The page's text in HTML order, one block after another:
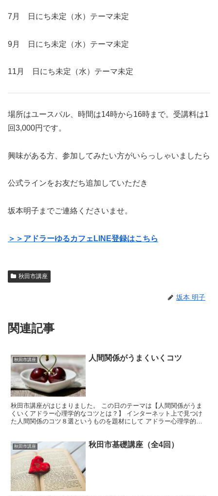
7月 日にち未定（水）テーマ未定
9月 日にち未定（水）テーマ未定
11月 日にち未定（水）テーマ未定
場所はユースパル、時間は14時から16時まで。受講料は1
回3,000円です。
興味がある方、参加してみたい方がいらっしゃいましたら
公式ラインをお友だち追加していただき
坂本明子までご連絡くださいませ。
＞＞アドラーゆるカフェLINE登録はこちら
秋田市講座
坂本 明子
関連記事
秋田市講座 人間関係がうまくいくコツ
秋田市講座がはじまりました。 この日のテーマは【人間関係がうま
くいくアドラー心理学的なコツとは？】 インターネット上で見つけ
た人間関係のコツ８選というものを題材にして アドラー心理学的な
秋田市講座 秋田市基礎講座（全4回）